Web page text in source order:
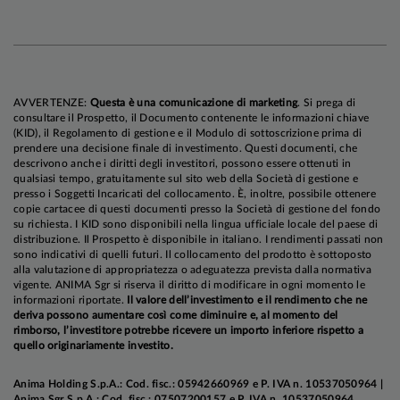
contrappone infatti il consolidamento del
mentre l'instabilità geopolitica in Medio Oriente
presenta rischi su entrambi i lati del mandato.
Successivamente, restiamo convinti che la Fed
taglierà i tassi tre volte entro fine anno, con rischi
orientati verso un allentamento più limitato,
poiché a nostro avviso i progressi sul fronte della
disinflazione saranno più importanti di quanto
atteso dalla maggioranza degli esponenti del
Consiglio. Con riferimento alla BCE, riteniamo
che l'Istituto di Francoforte lascerà i tassi
invariati nella riunione di aprile e confermiamo
l'aspettativa di un taglio a cavallo tra il quarto
riteniamo infatti che i rischi al ribasso per la
AVVERTENZE: Questa è una comunicazione di marketing. Si prega di
consultare il Prospetto, il Documento contenente le informazioni chiave
(KID), il Regolamento di gestione e il Modulo di sottoscrizione prima di
prendere una decisione finale di investimento. Questi documenti, che
descrivono anche i diritti degli investitori, possono essere ottenuti in
qualsiasi tempo, gratuitamente sul sito web della Società di gestione e
presso i Soggetti Incaricati del collocamento. È, inoltre, possibile ottenere
copie cartacee di questi documenti presso la Società di gestione del fondo
su richiesta. I KID sono disponibili nella lingua ufficiale locale del paese di
distribuzione. Il Prospetto è disponibile in italiano. I rendimenti passati non
sono indicativi di quelli futuri. Il collocamento del prodotto è sottoposto
alla valutazione di appropriatezza o adeguatezza prevista dalla normativa
vigente. ANIMA Sgr si riserva il diritto di modificare in ogni momento le
informazioni riportate.
Il valore dell’investimento e il rendimento che ne
deriva possono aumentare così come diminuire e, al momento del
rimborso, l’investitore potrebbe ricevere un importo inferiore rispetto a
quello originariamente investito.
Anima Holding S.p.A.: Cod. fisc.: 05942660969 e P. IVA n. 10537050964 |